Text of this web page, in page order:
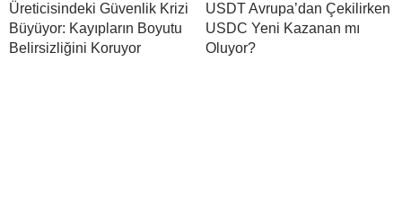
Üreticisindeki Güvenlik Krizi
Büyüyor: Kayıpların Boyutu
Belirsizliğini Koruyor
USDT Avrupa’dan Çekilirken
USDC Yeni Kazanan mı
Oluyor?